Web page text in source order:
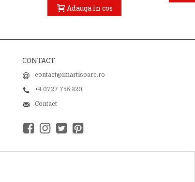
Adauga in cos
CONTACT
contact@imartisoare.ro
+4 0727 755 320
Contact